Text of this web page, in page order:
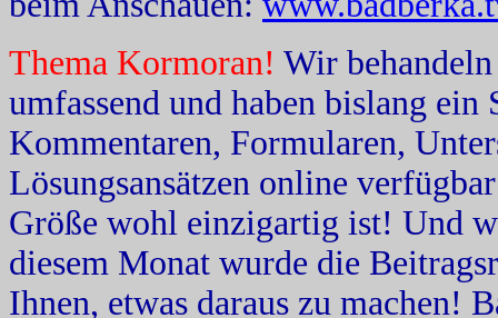
Thema Kormoran! Wir
umfassend und haben bislang
Kommentaren, Formularen,
Lösungsansätzen online
Größe wohl einzigartig ist! Und
diesem Monat wurde die
Ihnen, etwas daraus zu machen!